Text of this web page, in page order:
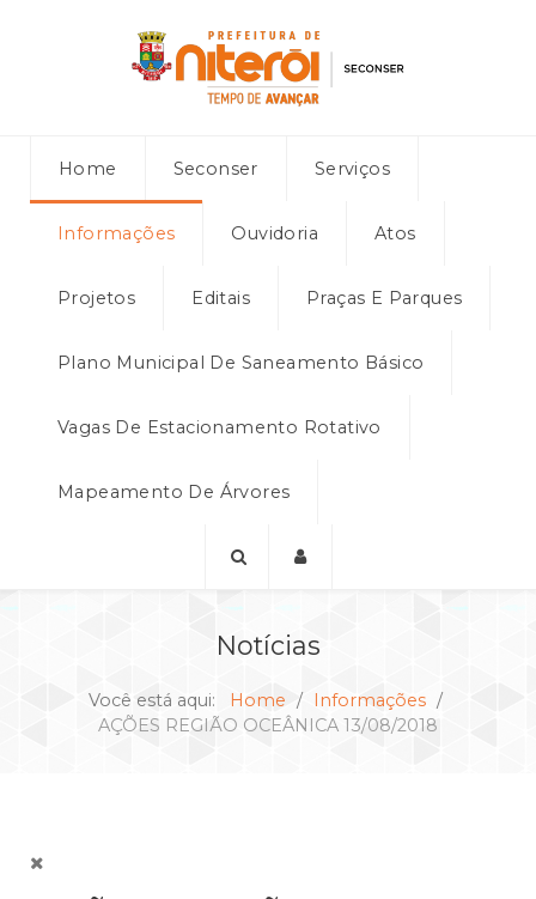
Home Seconser Serviços
Informações Ouvidoria Atos
Projetos Editais Praças E Parques
Plano Municipal De Saneamento Básico
Vagas De Estacionamento Rotativo
Mapeamento De Árvores
Notícias
Você está aqui: Home
Informações
AÇÕES REGIÃO OCEÂNICA 13/08/2018